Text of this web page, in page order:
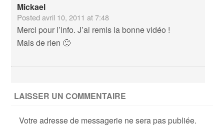
Mickael
Postedavril 10, 2011 at 7:48
Merci pour l’info. J’ai remis la bonne vidéo !
Mais de rien 🙂
LAISSER UN COMMENTAIRE
Votre adresse de messagerie ne sera pas publiée.